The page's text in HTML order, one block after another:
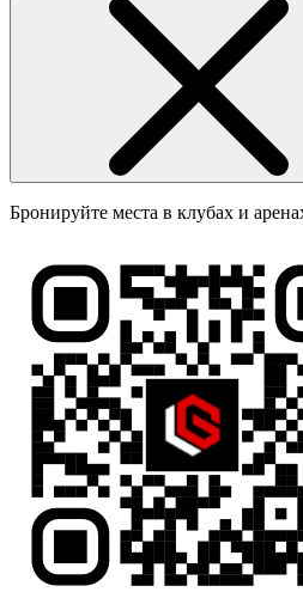
Бронируйте места в клубах и